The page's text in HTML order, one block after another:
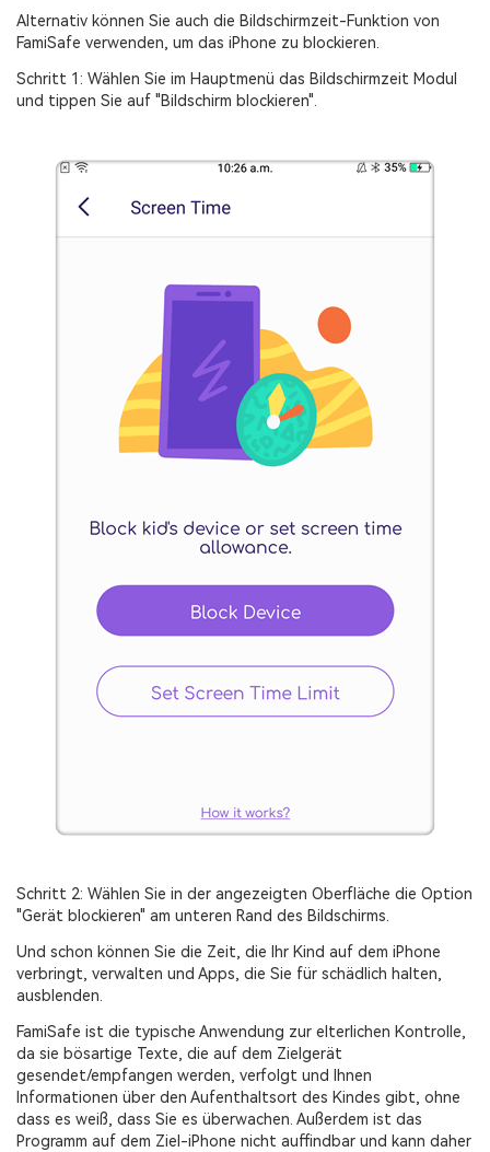
Alternativ können Sie auch die Bildschirmzeit-Funktion von
FamiSafe verwenden, um das iPhone zu blockieren.
Schritt 1: Wählen Sie im Hauptmenü das Bildschirmzeit Modul
und tippen Sie auf "Bildschirm blockieren".
Schritt 2: Wählen Sie in der angezeigten Oberfläche die Option
"Gerät blockieren" am unteren Rand des Bildschirms.
Und schon können Sie die Zeit, die Ihr Kind auf dem iPhone
verbringt, verwalten und Apps, die Sie für schädlich halten,
ausblenden.
FamiSafe ist die typische Anwendung zur elterlichen Kontrolle,
da sie bösartige Texte, die auf dem Zielgerät
gesendet/empfangen werden, verfolgt und Ihnen
Informationen über den Aufenthaltsort des Kindes gibt, ohne
dass es weiß, dass Sie es überwachen. Außerdem ist das
Programm auf dem Ziel-iPhone nicht auffindbar und kann daher